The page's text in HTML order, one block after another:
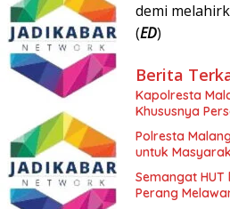
demi
(ED)
Berita
Kapolresta
Khususnya
Polresta
untuk
Semangat
Perang